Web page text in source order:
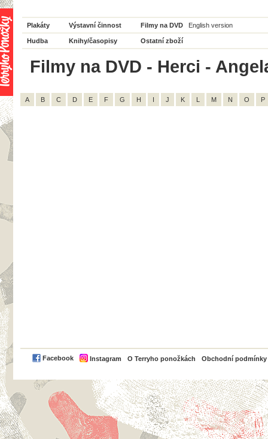
Plakáty Výstavní činnost Filmy na DVD English version
Hudba Knihy/časopisy Ostatní zboží
Filmy na DVD - Herci -
A B C D E F G H I J K L M N O P
Facebook Instagram O Terryho ponožkách Obchodní podmínky
PayPal